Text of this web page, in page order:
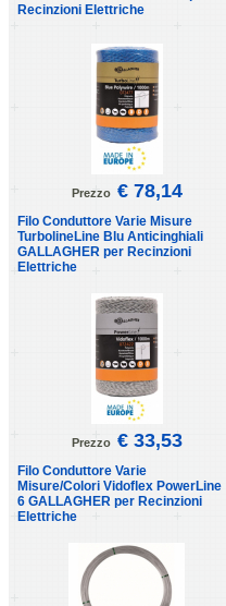
Recinzioni Elettriche
Prezzo € 78,14
Filo Conduttore Varie Misure
TurbolineLine Blu Anticinghiali
GALLAGHER per Recinzioni
Elettriche
Prezzo € 33,53
Filo Conduttore Varie
Misure/Colori Vidoflex PowerLine
6 GALLAGHER per Recinzioni
Elettriche